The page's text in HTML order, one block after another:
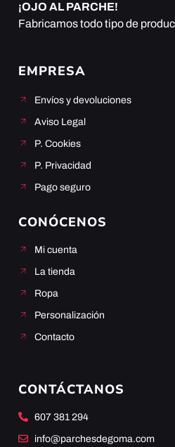
¡OJO AL PARCHE!
Fabricamos todo tipo de
EMPRESA
Envíos y devoluciones
Aviso Legal
P. Cookies
P. Privacidad
Pago seguro
CONÓCENOS
Mi cuenta
La tienda
Ropa
Personalización
Contacto
CONTÁCTANOS
607 381 294
info@parchesdegoma.com